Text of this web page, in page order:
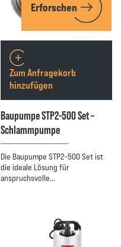
Erforschen
Baupumpe STP2-500 Set –
Schlammpumpe
Die Baupumpe STP2-500 Set ist
die ideale Lösung für
anspruchsvolle…
Zum Anfragekorb
hinzufügen